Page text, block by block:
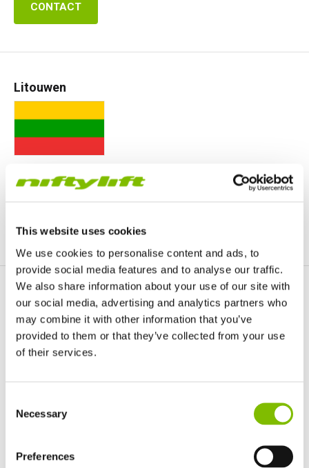
This website uses cookies
We use cookies to personalise content and ads, to
provide social media features and to analyse our traffic.
We also share information about your use of our site with
our social media, advertising and analytics partners who
may combine it with other information that you’ve
provided to them or that they’ve collected from your use
of their services.
Selection
Necessary
Preferences
CONTACT
Litouwen
Macau
Verenigde Staten
Frankrijk